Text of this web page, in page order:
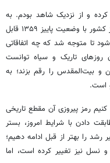
و از نزدیک شاهد بودم. به
واقع عرض می‌کنم که وضعیت و مشکلات امروز کشور با وضعیت پاییز ۱۳۵۹ قابل
تا متوجه شد که چه اتفاقاتی
روزهای تاریک و سیاه توانست
و بیت‌المقدس را رقم بزند؛ به
است.
رمز پیروزی آن مقطع تاریخی
دادن با شرایط امروز، بستر
را بهتر از قبل ادامه دهیم؛
نسل نیز تغییر کرده است، اما